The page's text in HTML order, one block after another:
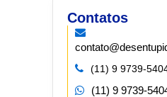
Contatos
(11) 9 9739-
(11) 9 9739-